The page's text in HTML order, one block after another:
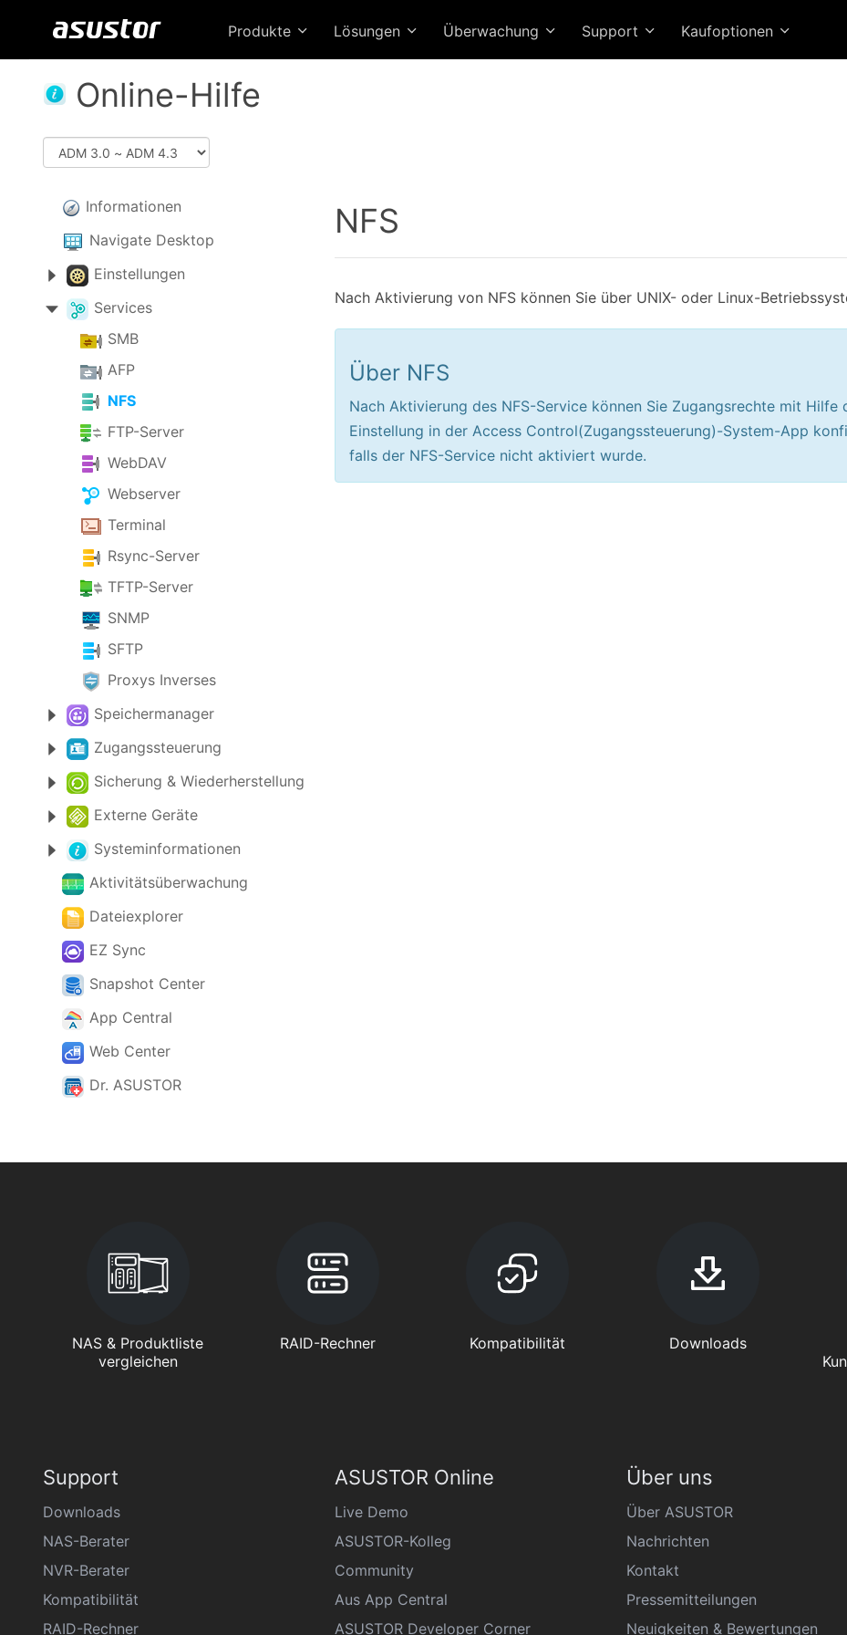
Produkte Lösungen Überwachung Support Kaufoptionen
Online-Hilfe
Informationen
Navigate Desktop
Einstellungen
Services
SMB
AFP
NFS
FTP-Server
WebDAV
Webserver
Terminal
Rsync-Server
TFTP-Server
SNMP
SFTP
Proxys Inverses
Speichermanager
Zugangssteuerung
Sicherung & Wiederherstellung
Externe Geräte
Systeminformationen
Aktivitätsüberwachung
Dateiexplorer
EZ Sync
Snapshot Center
App Central
Web Center
Dr. ASUSTOR
NFS
Nach Aktivierung von NFS können Sie über UNIX- oder Linux-
Über NFS
Nach Aktivierung des NFS-Service können Sie Zugangsrechte mit
Einstellung in der Access Control(Zugangssteuerung)-System-App
falls der NFS-Service nicht aktiviert wurde.
NAS & Produktliste
vergleichen
RAID-Rechner Kompatibilität Downloads
Support
Downloads
NAS-Berater
NVR-Berater
Kompatibilität
RAID-Rechner
ASUSTOR Online
Live Demo
ASUSTOR-Kolleg
Community
Aus App Central
ASUSTOR Developer Corner
Über uns
Über ASUSTOR
Nachrichten
Kontakt
Pressemitteilungen
Neuigkeiten & Bewertungen